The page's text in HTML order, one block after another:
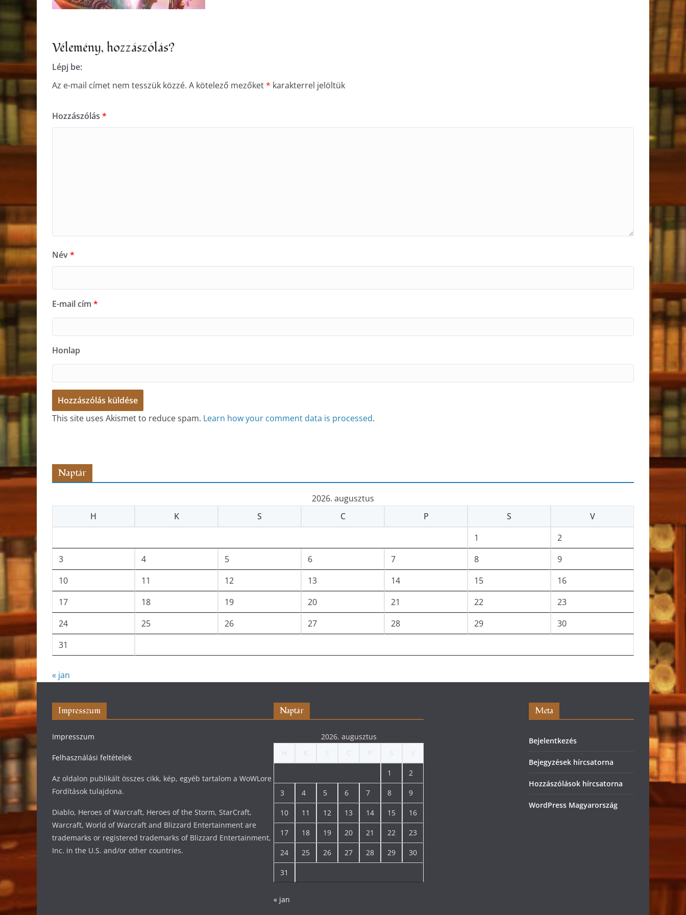
Vélemény, hozzászólás?
Lépj be:
Az e-mail címet nem tesszük közzé. A kötelező mezőket* karakterrel jelöltük
Hozzászólás *
Név*
E-mail cím *
Honlap
This site uses Akismet to reduce spam. Learn how your comment data is processed.
Naptár
2026. augusztus
H
K S C P S
V
1
2
3
4 5 6 7 8
9
10
11 12 13 14 15
16
17
18 19 20 21 22
23
24
25 26 27 28 29
30
31
« jan
Impresszum
Impresszum
Felhasználási feltételek
Az oldalon publikált összes cikk, kép, egyéb tartalom a WoWLore
Fordítások tulajdona.
Diablo, Heroes of Warcraft, Heroes of the Storm, StarCraft,
Warcraft, World of Warcraft and Blizzard Entertainment are
trademarks or registered trademarks of Blizzard Entertainment,
Inc. in the U.S. and/or other countries.
Naptár
2026. augusztus
1 2
3 4 5 6 7 8 9
10 11 12 13 14 15 16
17 18 19 20 21 22 23
24 25 26 27 28 29 30
31
« jan
Meta
Bejelentkezés
Bejegyzések hírcsatorna
Hozzászólások hírcsatorna
WordPress Magyarország